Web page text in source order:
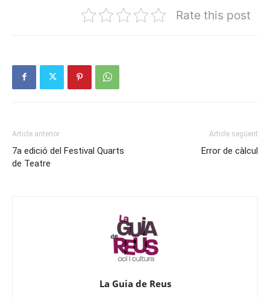
Rate this post
Article anterior
7a edició del Festival Quarts
de Teatre
Article següent
Error de càlcul
La Guia de Reus